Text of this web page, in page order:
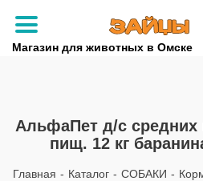
Магазин для животных в Омске
+7
АльфаПет д/с средних
пищ. 12 кг
Главная - Каталог - СОБАКИ -